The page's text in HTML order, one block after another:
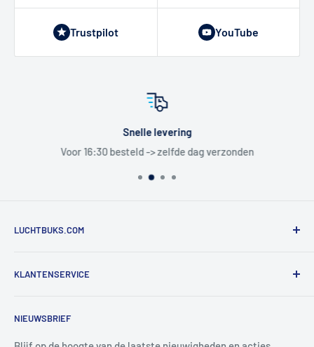
Trustpilot YouTube
Snelle levering
Voor 16:30 besteld -> zelfde dag verzonden
LUCHTBUKS.COM
Utrechtlaan 9
Tel:+31 6 345 30 448
Mail:info@luchtbuks.com
KLANTENSERVICE
Informatie
Privacybeleid
NIEUWSBRIEF